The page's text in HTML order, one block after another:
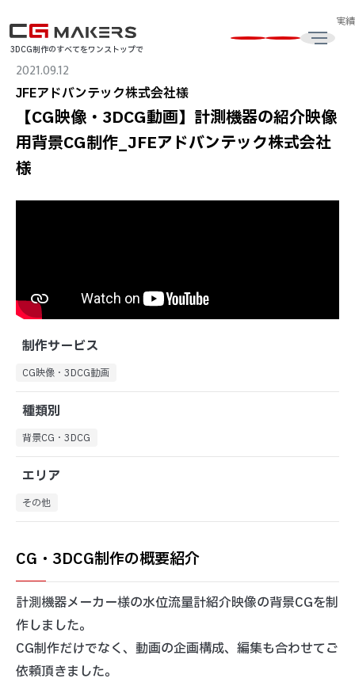
3DCG制作のすべてをワンストップで
CG制作・3DCG動画制作会社はCG MAKERS CG・3DCG制作の事例・実績
2021.09.12
JFEアドバンテック株式会社様
【CG映像・3DCG動画】計測機器の紹介映像
用背景CG制作_JFEアドバンテック株式会社
様
制作サービス
CG映像・3DCG動画
種類別
背景CG・3DCG
エリア
その他
CG・3DCG制作の概要紹介
計測機器メーカー様の水位流量計紹介映像の背景CGを制
作しました。
CG制作だけでなく、動画の企画構成、編集も合わせてご
依頼頂きました。